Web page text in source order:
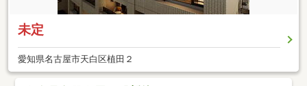
未定
愛知県名古屋市天白区植田２